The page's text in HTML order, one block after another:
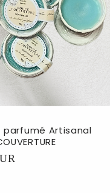
parfumé Artisanal